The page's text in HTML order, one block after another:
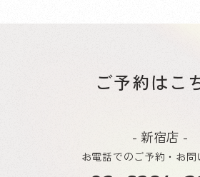
ご予約はこ
- 新宿店 -
お電話でのご予約・お